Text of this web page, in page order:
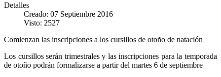
Detalles
Creado: 07 Septiembre 2016
Visto: 2527
Comienzan las inscripciones a los cursillos de otoño de natación
Los cursillos serán trimestrales y las inscripciones para la temporada
de otoño podrán formalizarse a partir del martes 6 de septiembre